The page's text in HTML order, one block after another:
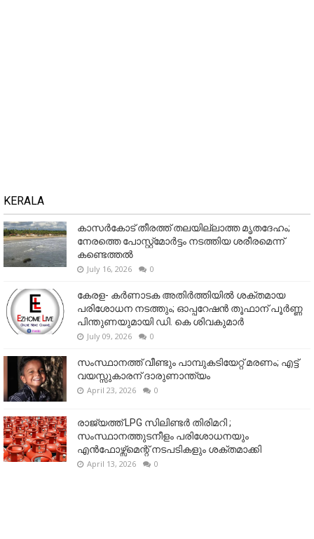
KERALA
കാസർകോട് തീരത്ത് തലയില്ലാത്ത മൃതദേഹം;
നേരത്തെ പോസ്റ്റ്‌മോർട്ടം നടത്തിയ ശരീരമെന്ന്
കണ്ടെത്തൽ
July 16, 2026 0
കേരള- കർണാടക അതിർത്തിയിൽ ശക്തമായ
പരിശോധന നടത്തും; ഓപ്പറേഷൻ തൂഫാന് പൂർണ്ണ
പിന്തുണയുമായി ഡി. കെ ശിവകുമാർ
July 09, 2026 0
സംസ്ഥാനത്ത് വീണ്ടും പാമ്പുകടിയേറ്റ് മരണം; എട്ട്
വയസ്സുകാരന് ദാരുണാന്ത്യം
April 23, 2026 0
രാജ്യത്ത് LPG സിലിണ്ടർ തിരിമറി ;
സംസ്ഥാനത്തുടനീളം പരിശോധനയും
എൻഫോഴ്സ്മെന്റ് നടപടികളും ശക്തമാക്കി
April 13, 2026 0